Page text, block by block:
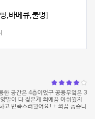
,바베큐,불멍]
한 공간은 4층이었구 공용부엌은 3
말이 다 젖은게 쬐에끔 아쉬웠지
고 만족스러웠어요! + 쬐끔 춥습니